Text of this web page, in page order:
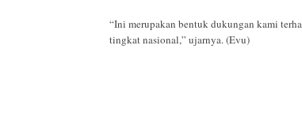
“Ini merupakan bentuk dukungan kami
tingkat nasional,” ujarnya. (Evu)